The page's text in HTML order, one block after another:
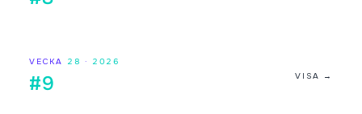
VECKA 28 · 2026
#9 VISA →